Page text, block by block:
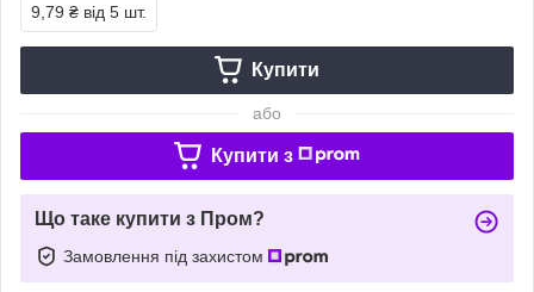
9,79 ₴ від 5 шт.
Купити
або
Купити з
Що таке купити з Пром?
Замовлення під захистом